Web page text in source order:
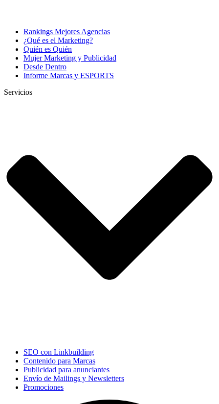
Rankings Mejores Agencias
¿Qué es el Marketing?
Quién es Quién
Mujer Marketing y Publicidad
Desde Dentro
Informe Marcas y ESPORTS
Servicios
SEO con Linkbuilding
Contenido para Marcas
Publicidad para anunciantes
Envío de Mailings y Newsletters
Promociones